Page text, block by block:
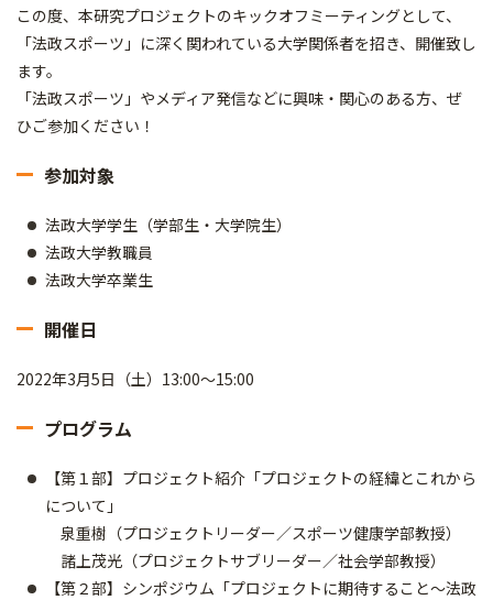
この度、本研究プロジェクトのキックオフミーティングとして、
「法政スポーツ」に深く関われている大学関係者を招き、開催致し
ます。
「法政スポーツ」やメディア発信などに興味・関心のある方、ぜ
ひご参加ください！
参加対象
法政大学学生（学部生・大学院生）
法政大学教職員
法政大学卒業生
開催日
2022年3月5日（土）13:00～15:00
プログラム
【第１部】プロジェクト紹介「プロジェクトの経緯とこれから
について」
泉重樹（プロジェクトリーダー／スポーツ健康学部教授）
諸上茂光（プロジェクトサブリーダー／社会学部教授）
【第２部】シンポジウム「プロジェクトに期待すること～法政